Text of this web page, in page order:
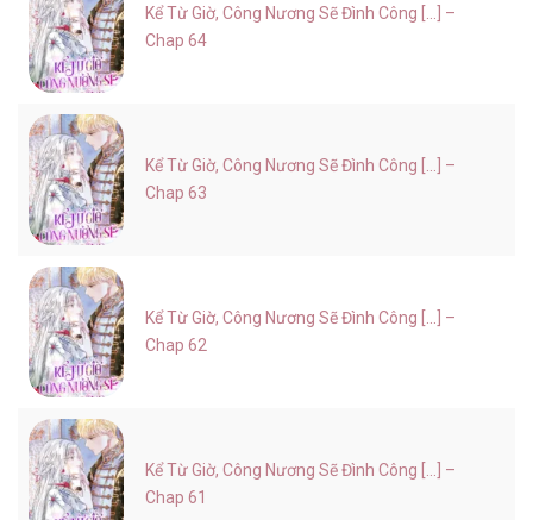
Kể Từ Giờ, Công Nương Sẽ Đình Công [...] –
Chap 64
Kể Từ Giờ, Công Nương Sẽ Đình Công [...] –
Chap 63
Kể Từ Giờ, Công Nương Sẽ Đình Công [...] –
Chap 62
Kể Từ Giờ, Công Nương Sẽ Đình Công [...] –
Chap 61